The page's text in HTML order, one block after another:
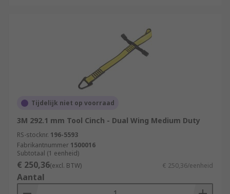
Tijdelijk niet op voorraad
3M 292.1 mm Tool Cinch - Dual Wing Medium Duty
RS-stocknr. 196-5593
Fabrikantnummer 1500016
Subtotaal (1 eenheid)
€ 250,36(excl. BTW) € 250,36/eenheid
Aantal